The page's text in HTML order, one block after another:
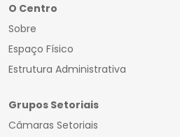
O Centro
Sobre
Espaço Físico
Estrutura Administrativa
Grupos Setoriais
Câmaras Setoriais